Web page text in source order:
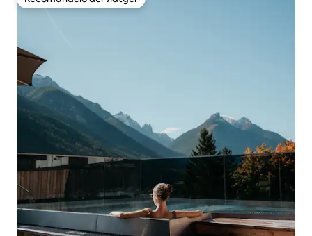
Recomanació del viatger